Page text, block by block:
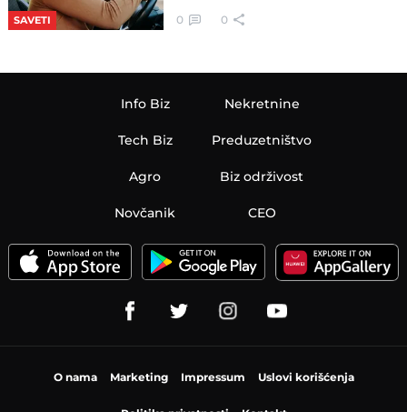
SAVETI 0 0
Info Biz
Tech Biz
Agro
Nekretnine
Preduzetništvo
Biz održivost
Novčanik CEO
O nama Marketing Impressum Uslovi korišćenja